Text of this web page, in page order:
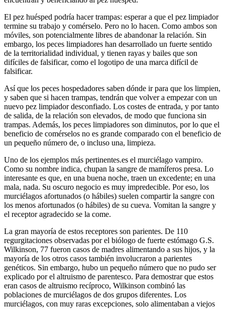
El pez huésped podría hacer trampas: esperar a que el pez limpiador
termine su trabajo y comérselo. Pero no lo hacen. Como ambos son
móviles, son potencialmente libres de abandonar la relación. Sin
embargo, los peces limpiadores han desarrollado un fuerte sentido
de la territorialidad individual, y tienen rayas y bailes que son
difíciles de falsificar, como el logotipo de una marca difícil de
falsificar.
Así que los peces hospedadores saben dónde ir para que los limpien,
y saben que si hacen trampas, tendrán que volver a empezar con un
nuevo pez limpiador desconfiado. Los costes de entrada, y por tanto
de salida, de la relación son elevados, de modo que funciona sin
trampas. Además, los peces limpiadores son diminutos, por lo que el
beneficio de comérselos no es grande comparado con el beneficio de
un pequeño número de, o incluso una, limpieza.
Uno de los ejemplos más pertinentes.es el murciélago vampiro.
Como su nombre indica, chupan la sangre de mamíferos presa. Lo
interesante es que, en una buena noche, traen un excedente; en una
mala, nada. Su oscuro negocio es muy impredecible. Por eso, los
murciélagos afortunados (o hábiles) suelen compartir la sangre con
los menos afortunados (o hábiles) de su cueva. Vomitan la sangre y
el receptor agradecido se la come.
La gran mayoría de estos receptores son parientes. De 110
regurgitaciones observadas por el biólogo de fuerte estómago G.S.
Wilkinson, 77 fueron casos de madres alimentando a sus hijos, y la
mayoría de los otros casos también involucraron a parientes
genéticos. Sin embargo, hubo un pequeño número que no pudo ser
explicado por el altruismo de parentesco. Para demostrar que estos
eran casos de altruismo recíproco, Wilkinson combinó las
poblaciones de murciélagos de dos grupos diferentes. Los
murciélagos, con muy raras excepciones, solo alimentaban a viejos